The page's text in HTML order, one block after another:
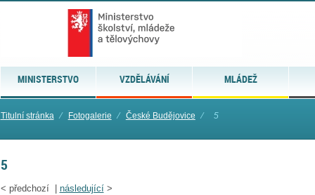
MINISTERSTVO VZDĚLÁVÁNÍ MLÁDEŽ
Titulní stránka ⁄ Fotogalerie ⁄ České Budějovice ⁄ 5
5
< předchozí | následující>